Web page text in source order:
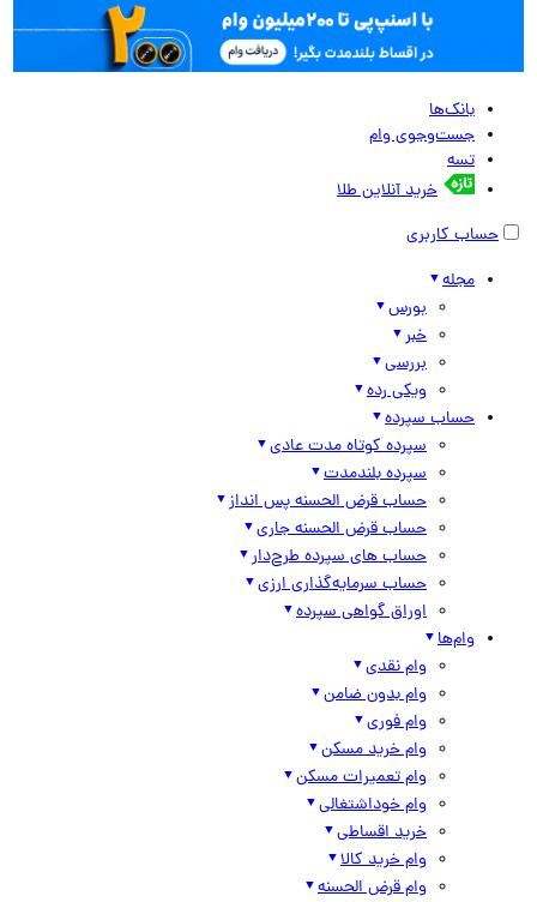
بانک‌ها
جست‌وجوی وام
تسه
خرید آنلاین طلا
حساب کاربری
مجله
بورس
خبر
بررسی
ویکی رده
حساب سپرده
سپرده کوتاه مدت عادی
سپرده بلندمدت
حساب قرض الحسنه پس انداز
حساب قرض الحسنه جاری
حساب های سپرده طرح‌دار
حساب سرمایه‌گذاری ارزی
اوراق گواهی سپرده
وام‌ها
وام نقدی
وام بدون ضامن
وام فوری
وام خرید مسکن
وام تعمیرات مسکن
وام خوداشتغالی
خرید اقساطی
وام خرید کالا
وام قرض الحسنه